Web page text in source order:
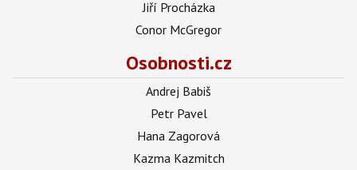
Jiří Procházka
Conor McGregor
Osobnosti.cz
Andrej Babiš
Petr Pavel
Hana Zagorová
Kazma Kazmitch